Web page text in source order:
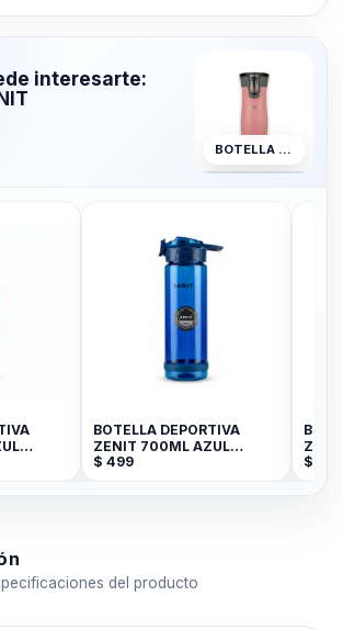
interesarte:
BOTELLA ZENIT
BOTELLA DEPORTIVA
ZENIT 700ML AZUL
Z0597A
$ 499 $
del producto